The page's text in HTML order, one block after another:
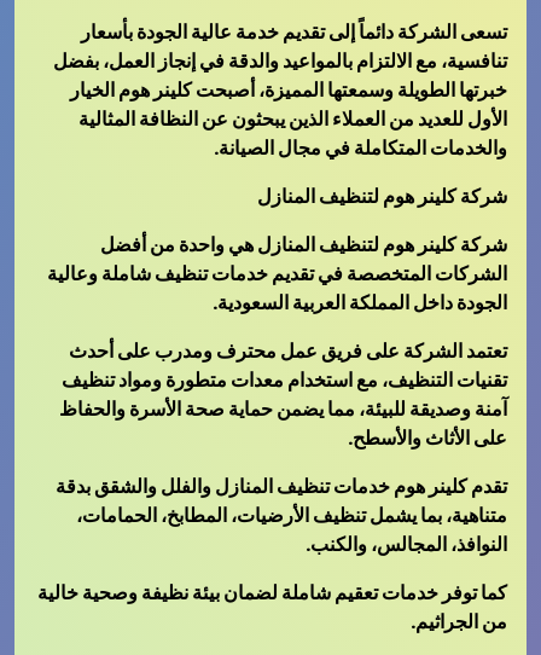
تسعى الشركة دائماً إلى تقديم خدمة عالية الجودة بأسعار
تنافسية، مع الالتزام بالمواعيد والدقة في إنجاز العمل، بفضل
خبرتها الطويلة وسمعتها المميزة، أصبحت كلينر هوم الخيار
الأول للعديد من العملاء الذين يبحثون عن النظافة المثالية
والخدمات المتكاملة في مجال الصيانة.
شركة كلينر هوم لتنظيف المنازل
شركة كلينر هوم لتنظيف المنازل هي واحدة من أفضل
الشركات المتخصصة في تقديم خدمات تنظيف شاملة وعالية
الجودة داخل المملكة العربية السعودية.
تعتمد الشركة على فريق عمل محترف ومدرب على أحدث
تقنيات التنظيف، مع استخدام معدات متطورة ومواد تنظيف
آمنة وصديقة للبيئة، مما يضمن حماية صحة الأسرة والحفاظ
على الأثاث والأسطح.
تقدم كلينر هوم خدمات تنظيف المنازل والفلل والشقق بدقة
متناهية، بما يشمل تنظيف الأرضيات، المطابخ، الحمامات،
النوافذ، المجالس، والكنب.
كما توفر خدمات تعقيم شاملة لضمان بيئة نظيفة وصحية خالية
من الجراثيم.